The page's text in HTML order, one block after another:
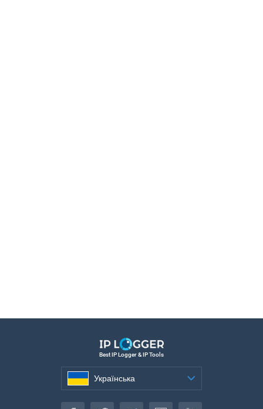
Best IP Logger & IP Tools
Українська
Українська